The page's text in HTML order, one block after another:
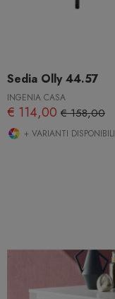
Sedia Olly 44.57
INGENIA CASA
€ 114,00 € 158,00
+ VARIANTI DISPONIBILI